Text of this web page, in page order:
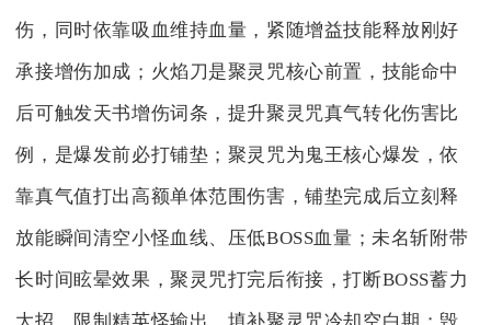
伤，同时依靠吸血维持血量，紧随增益技能释放刚好
承接增伤加成；火焰刀是聚灵咒核心前置，技能命中
后可触发天书增伤词条，提升聚灵咒真气转化伤害比
例，是爆发前必打铺垫；聚灵咒为鬼王核心爆发，依
靠真气值打出高额单体范围伤害，铺垫完成后立刻释
放能瞬间清空小怪血线、压低BOSS血量；未名斩附带
长时间眩晕效果，聚灵咒打完后衔接，打断BOSS蓄力